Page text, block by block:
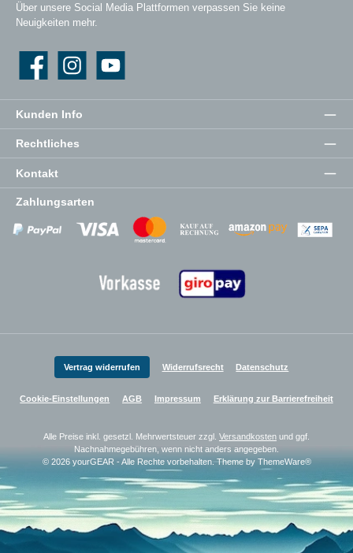
Kunden Info
Rechtliches
Kontakt
Über unsere Social Media Plattformen verpassen Sie keine
Neuigkeiten mehr.
Instagram YouTube
Zahlungsarten
Zahlungsanbieter Zahlungsanbieter
Zahlungsanbieter
Vertrag widerrufen Widerrufsrecht Datenschutz
Cookie-Einstellungen AGB Impressum Erklärung zur Barrierefreiheit
Alle Preise inkl. gesetzl. Mehrwertsteuer zzgl. Versandkosten und ggf.
Nachnahmegebühren, wenn nicht anders angegeben.
© 2026 yourGEAR - Alle Rechte vorbehalten. Theme by ThemeWare®